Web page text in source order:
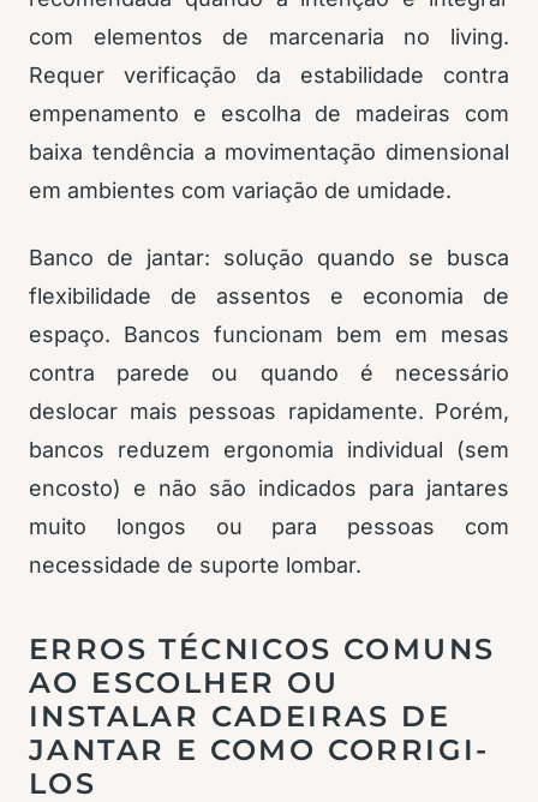
com elementos de marcenaria no living.
Requer verificação da estabilidade contra
empenamento e escolha de madeiras com
baixa tendência a movimentação dimensional
em ambientes com variação de umidade.
Banco de jantar: solução quando se busca
flexibilidade de assentos e economia de
espaço. Bancos funcionam bem em mesas
contra parede ou quando é necessário
deslocar mais pessoas rapidamente. Porém,
bancos reduzem ergonomia individual (sem
encosto) e não são indicados para jantares
muito longos ou para pessoas com
necessidade de suporte lombar.
ERROS TÉCNICOS COMUNS
AO ESCOLHER OU
INSTALAR CADEIRAS DE
JANTAR E COMO CORRIGI-
LOS